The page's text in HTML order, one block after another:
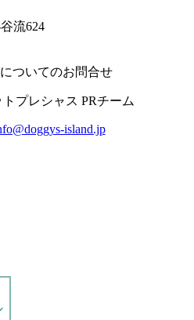
流624
ついてのお問合せ
プレシャス PRチーム
island.jp